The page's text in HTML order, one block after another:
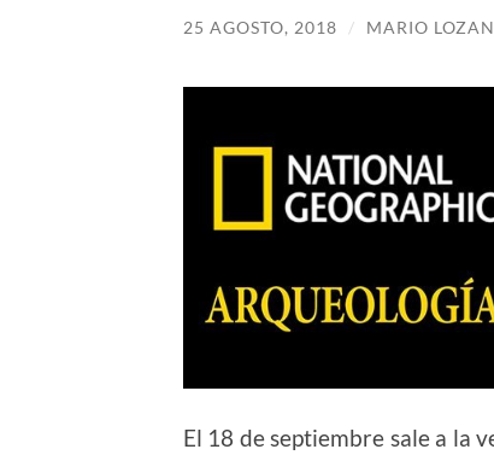
25 AGOSTO, 2018 / MARIO
El 18 de septiembre sale a la